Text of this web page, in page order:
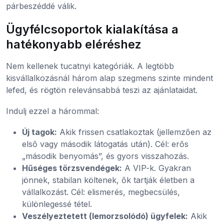
párbeszéddé válik.
Ügyfélcsoportok kialakítása a
hatékonyabb eléréshez
Nem kellenek tucatnyi kategóriák. A legtöbb
kisvállalkozásnál három alap szegmens szinte mindent
lefed, és rögtön relevánsabbá teszi az ajánlataidat.
Indulj ezzel a hárommal:
Új tagok: Akik frissen csatlakoztak (jellemzően az
első vagy második látogatás után). Cél: erős
„második benyomás”, és gyors visszahozás.
Hűséges törzsvendégek: A VIP-k. Gyakran
jönnek, stabilan költenek, ők tartják életben a
vállalkozást. Cél: elismerés, megbecsülés,
különlegessé tétel.
Veszélyeztetett (lemorzsolódó) ügyfelek: Akik